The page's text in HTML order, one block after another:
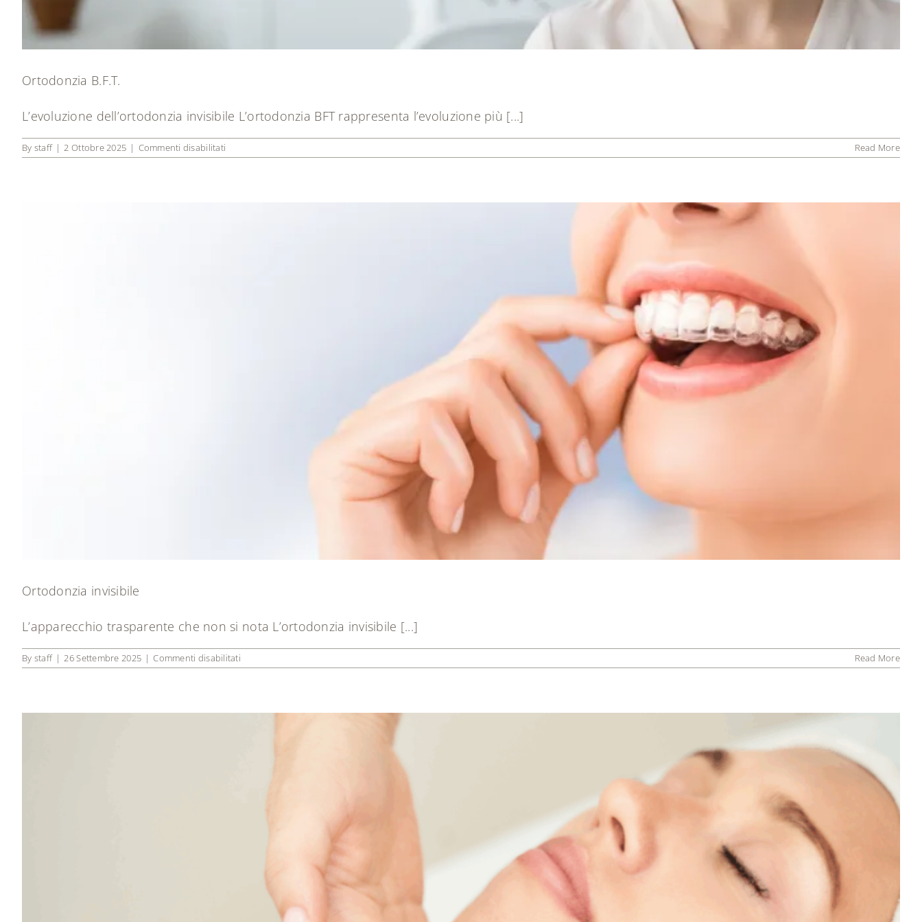
Ortodonzia B.F.T.
L’evoluzione dell’ortodonzia invisibile L’ortodonzia BFT rappresenta l’evoluzione più [...]
By staff | 2 Ottobre 2025 | Commenti disabilitati
Ortodonzia
Read More
Ortodonzia invisibile
L’apparecchio trasparente che non si nota L’ortodonzia invisibile [...]
By staff | 26 Settembre 2025 | Commenti disabilitati
Ortodonzia
Read More